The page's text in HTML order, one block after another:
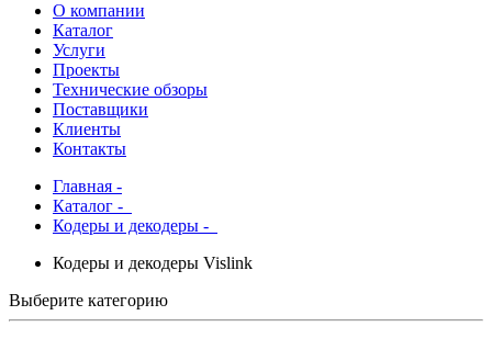
О компании
Каталог
Услуги
Проекты
Технические обзоры
Поставщики
Клиенты
Контакты
Главная -
Каталог -
Кодеры и декодеры -
Кодеры и декодеры Vislink
Выберите категорию